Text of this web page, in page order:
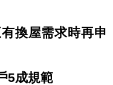
換屋需求時再申
5成規範